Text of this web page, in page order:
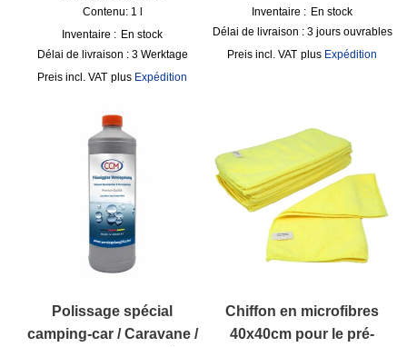
Contenu: 1 l
Inventaire : En stock
Délai de livraison : 3 Werktage
incl. VAT plus Expédition
Inventaire : En stock
Délai de livraison : 3 jours ouvrables
incl. VAT plus Expédition
Polissage spécial
camping-car / Caravane /
Chiffon en microfibres
40x40cm pour le pré-